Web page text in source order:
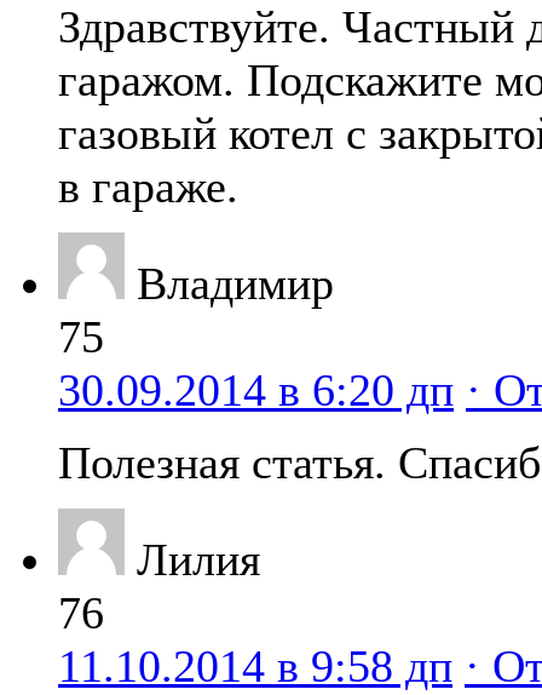
Здравствуйте. Частный
гаражом. Подскажите
газовый котел с
в гараже.
Владимир
75
30.09.2014 в 6:20 дп ·
Полезная статья.
Лилия
76
11.10.2014 в 9:58 дп ·